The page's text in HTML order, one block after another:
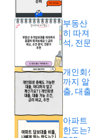
부동
히 따
석, 전
개인회
까지
출, 대
아파트
한도는